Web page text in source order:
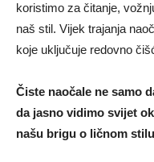
koristimo za čitanje,
naš stil. Vijek trajanja
koje uključuje redovno
Čiste naočale ne samo
da jasno vidimo svijet
našu brigu o ličnom